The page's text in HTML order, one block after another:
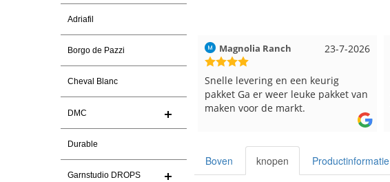
Adriafil
Borgo de Pazzi
Cheval Blanc
DMC
Durable
Garnstudio DROPS
Christel Vanderlinden
Snelle levering. En prima garen
23-7-2026
Magnolia Ranch
Snelle levering en een keurig
pakket Ga er weer leuke pakket van
maken voor de markt.
Boven knopen Productinformatie